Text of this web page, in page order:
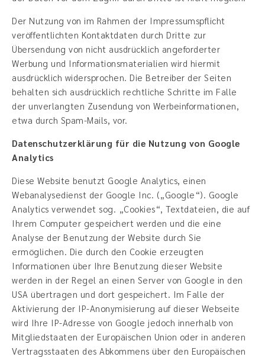
Der Nutzung von im Rahmen der Impressumspflicht
veröffentlichten Kontaktdaten durch Dritte zur
Übersendung von nicht ausdrücklich angeforderter
Werbung und Informationsmaterialien wird hiermit
ausdrücklich widersprochen. Die Betreiber der Seiten
behalten sich ausdrücklich rechtliche Schritte im Falle
der unverlangten Zusendung von Werbeinformationen,
etwa durch Spam-Mails, vor.
Datenschutzerklärung für die Nutzung von Google
Analytics
Diese Website benutzt Google Analytics, einen
Webanalysedienst der Google Inc. („Google“). Google
Analytics verwendet sog. „Cookies“, Textdateien, die auf
Ihrem Computer gespeichert werden und die eine
Analyse der Benutzung der Website durch Sie
ermöglichen. Die durch den Cookie erzeugten
Informationen über Ihre Benutzung dieser Website
werden in der Regel an einen Server von Google in den
USA übertragen und dort gespeichert. Im Falle der
Aktivierung der IP-Anonymisierung auf dieser Webseite
wird Ihre IP-Adresse von Google jedoch innerhalb von
Mitgliedstaaten der Europäischen Union oder in anderen
Vertragsstaaten des Abkommens über den Europäischen